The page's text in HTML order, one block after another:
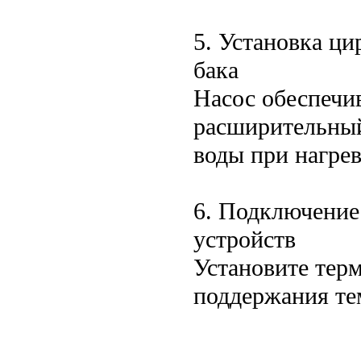
5. Установка
бака
Насос
воды при
6.
устройств
Установите
поддержания